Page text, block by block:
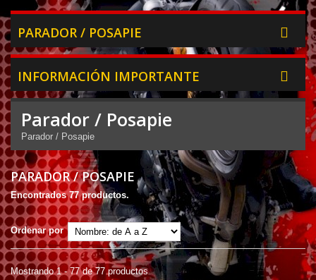
PARADOR / POSAPIE
INFORMACIÓN IMPORTANTE
Parador / Posapie
Parador / Posapie
PARADOR / POSAPIE
Encontrados 77 productos.
Ordenar por
Mostrando 1 - 77 de 77 productos